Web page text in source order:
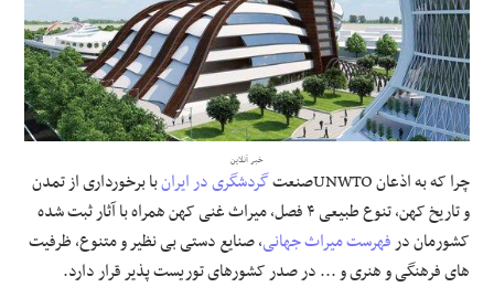
جهان
اجتماعی
حوادث
علوم و فن آوری
فرهنگی و هنری
خبر آنلاین
چرا که به اذعان UNWTOصنعت گردشگری در ایرانبا برخورداری از تمدن
و تاریخ کهن، تنوع طبیعی ۴ فصل، میراث غنی کهن همراه با آثار ثبت شده
کشورمان درفهرست میراث جهانی، صنایع دستی بی نظیر و متنوع، ظرفیت
های فرهنگی و هنری و ... در صدر کشورهای توریست پذیر قرار دارد.